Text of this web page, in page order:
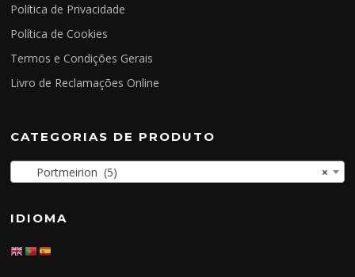
Política de Privacidade
Política de Cookies
Termos e Condições Gerais
Livro de Reclamações Online
CATEGORIAS DE PRODUTO
×
Portmeirion (5)
IDIOMA